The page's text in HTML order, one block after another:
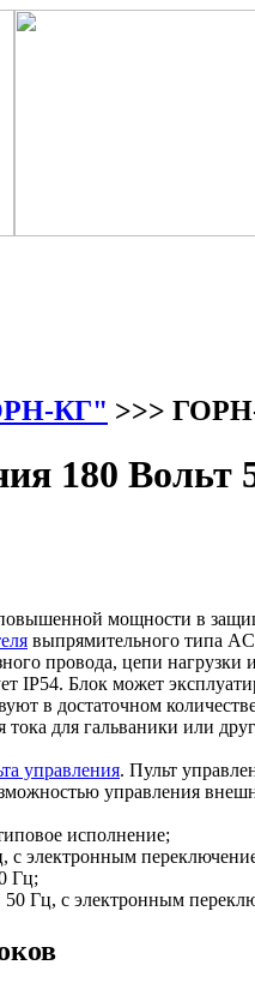
КГ" >>>
180 Вольт
мощности в
выпрямительного типа
провода, цепи нагрузки
IP54. Блок может
в достаточном
тока для гальваники или
управления. Пульт
управления
исполнение;
с электронным
Гц;
50 Гц, с электронным